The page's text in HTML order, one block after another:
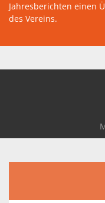
Jahresberichten einen
des Vereins.